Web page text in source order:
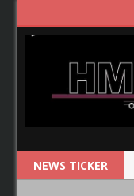
NEWS TICKER